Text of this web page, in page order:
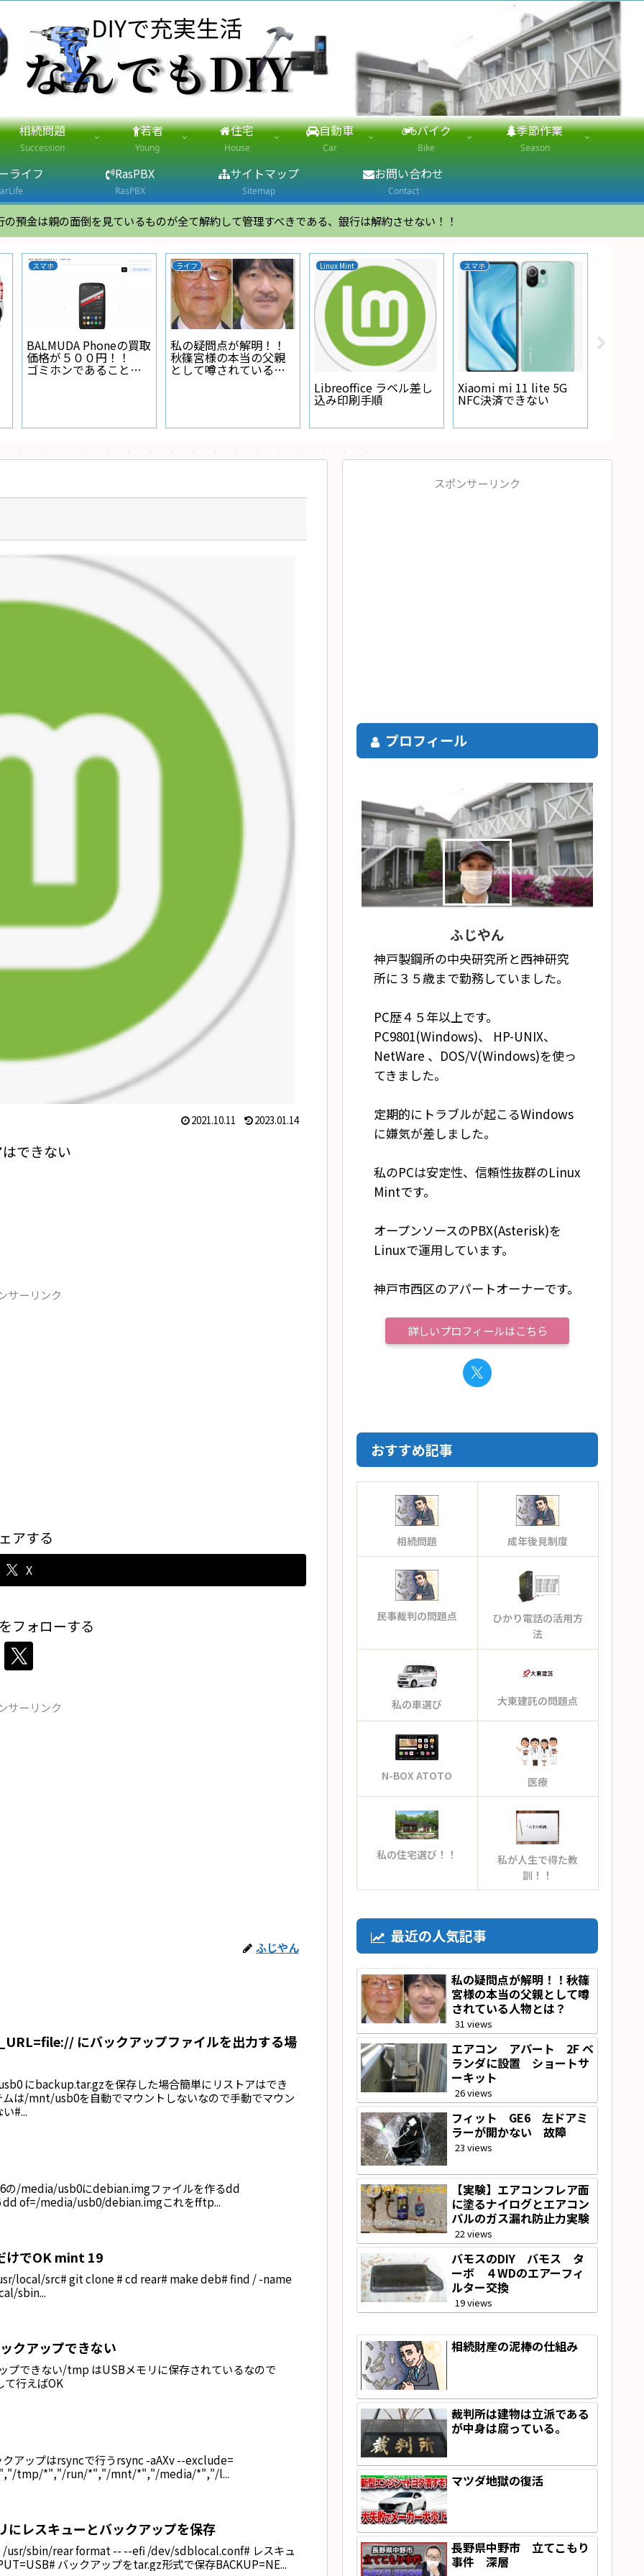
相続問題
Succession
若者
Young
住宅
House
自動車
Car
バイク
Bike
季節作業
Season
ライフ RasPBX
RasPBX
サイトマップ
Sitemap
お問い合わせ
Contact
預金は親の面倒を見ているものが全て解約して管理すべきである、銀行は解約させない！！
スマホ
BALMUDA Phoneの買取
価格が５００円！！
ゴミホンであることが
ライフ
私の疑問点が解明！！
秋篠宮様の本当の父親
として噂されている人
Linux Mint
Libreoffice ラベル差し
込み印刷手順
スマホ
Xiaomi mi 11 lite 5G
NFC決済できない
2021.10.11 2023.01.14
できない
サーリンク
アする
X
フォローする
サーリンク
ふじやん
にバックアップファイルを出力する場
にbackup.tar.gzを保存した場合簡単にリストアはでき
は/mnt/usb0を自動でマウントしないなので手動でマウン
#...
の/media/usb0にdebian.imgファイルを作るdd
dd of=/media/usb0/debian.imgこれをfftp...
けでOK mint 19
local/src# git clone # cd rear# make deb# find / -name
sbin...
クアップできない
プできない/tmp はUSBメモリに保存されているなので
て行えばOK
アップはrsyncで行うrsync -aAXv --exclude=
tmp/*","/run/*","/mnt/*","/media/*","/l...
レスキューとバックアップを保存
/usr/sbin/rear format -- --efi /dev/sdblocal.conf# レスキュ
バックアップをtar.gz形式で保存BACKUP=NE...
スポンサーリンク
プロフィール
ふじやん
神戸製鋼所の中央研究所と西神研究
所に３５歳まで勤務していました。
PC歴４５年以上です。
PC9801(Windows)、 HP-UNIX、
NetWare 、DOS/V(Windows)を使っ
てきました。
定期的にトラブルが起こるWindows
に嫌気が差しました。
私のPCは安定性、信頼性抜群のLinux
Mintです。
オープンソースのPBX(Asterisk)を
Linuxで運用しています。
神戸市西区のアパートオーナーです。
詳しいプロフィールはこちら
おすすめ記事
相続問題 成年後見制度
民事裁判の問題点
ひかり電話の活用方
法
私の車選び 大東建託の問題点
N-BOX ATOTO 医療
私の住宅選び！！
私が人生で得た教
訓！！
最近の人気記事
私の疑問点が解明！！秋篠
宮様の本当の父親として噂
されている人物とは？
31 views
エアコン アパート 2F ベ
ランダに設置 ショートサ
ーキット
26 views
フィット GE6 左ドアミ
ラーが開かない 故障
23 views
【実験】エアコンフレア面
に塗るナイログとエアコン
パルのガス漏れ防止力実験
22 views
バモスのDIY バモス タ
ーボ ４WDのエアーフィ
ルター交換
19 views
相続財産の泥棒の仕組み
裁判所は建物は立派である
が中身は腐っている。
マツダ地獄の復活
長野県中野市 立てこもり
事件 深層